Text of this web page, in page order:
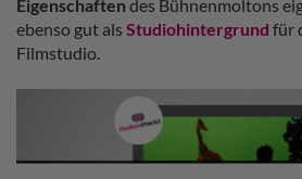
Eigenschaften des Bühnenmoltons
ebenso gut als Studiohintergrund für
Filmstudio.